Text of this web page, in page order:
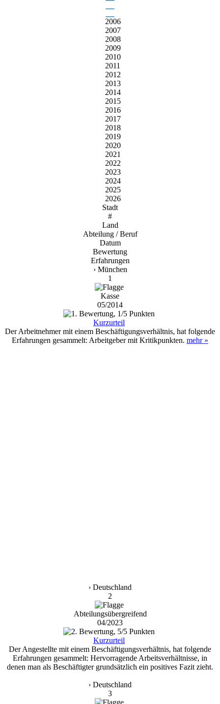
2006
2007
2008
2009
2010
2011
2012
2013
2014
2015
2016
2017
2018
2019
2020
2021
2022
2023
2024
2025
2026
Stadt
#
Land
Abteilung / Beruf
Datum
Bewertung
Erfahrungen
› München
1
Kasse
05/2014
Kurzurteil
Der Arbeitnehmer mit einem Beschäftigungsverhältnis, hat folgende
Erfahrungen gesammelt: Arbeitgeber mit Kritikpunkten. mehr »
› Deutschland
2
Abteilungsübergreifend
04/2023
Kurzurteil
Der Angestellte mit einem Beschäftigungsverhältnis, hat folgende
Erfahrungen gesammelt: Hervorragende Arbeitsverhältnisse, in
denen man als Beschäftigter grundsätzlich ein positives Fazit zieht.
› Deutschland
3